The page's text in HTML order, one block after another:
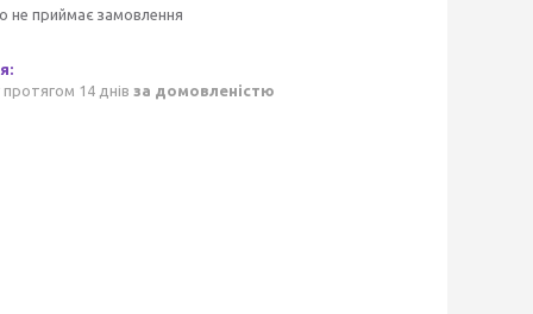
не приймає замовлення
14 днів за домовленістю